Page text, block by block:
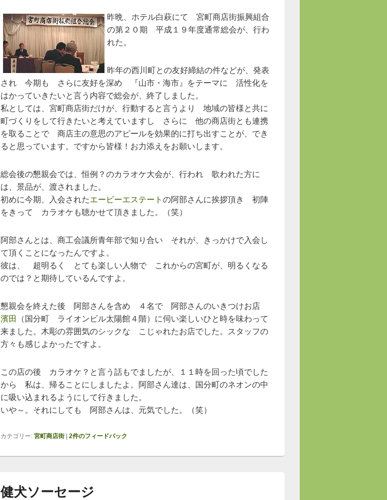
昨晩、ホテル白萩にて 宮町商店街振興組合
の第２０期 平成１９年度通常総会が、行わ
れた。
昨年の西川町との友好締結の件などが、発表
され 今期も さらに友好を深め 『山市・海市』をテーマに 活性化を
はかっていきたいと言う内容で総会が、終了しました。
私としては、宮町商店街だけが、行動すると言うより 地域の皆様と共に
町づくりをして行きたいと考えていますし さらに 他の商店街とも連携
を取ることで 商店主の意思のアピールを効果的に打ち出すことが、でき
ると思っています。ですから皆様！お力添えをお願いします。
総会後の懇親会では、恒例？のカラオケ大会が、行われ 歌われた方に
は、景品が、渡されました。
初めに今期、入会されたエービーエステート の阿部さんに挨拶頂き 初陣
をきって カラオケも聴かせて頂きました。（笑）
阿部さんとは、商工会議所青年部で知り合い それが、きっかけで入会し
て頂くことになったんですよ。
彼は、 超明るく とても楽しい人物で これからの宮町が、明るくなる
のでは？と期待しているんですよ。
懇親会を終えた後 阿部さんを含め ４名で 阿部さんのいきつけお店
濱田
（国分町 ライオンビル太陽館４階）に伺い楽しいひと時を味わって
来ました。木彫の雰囲気のシックな こじゃれたお店でした。スタッフの
方々も感じよかったですよ。
この店の後 カラオケ？と言う話もでましたが、１１時を回った頃でした
から 私は、帰ることにしましたよ。阿部さん達は、国分町のネオンの中
に吸い込まれるようにして行きました。
いや～。それにしても 阿部さんは、元気でした。（笑）
カテゴリー: 宮町商店街 2件のフィードバック
健犬ソーセージ